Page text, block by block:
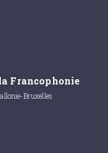
Francophonie
Bruxelles